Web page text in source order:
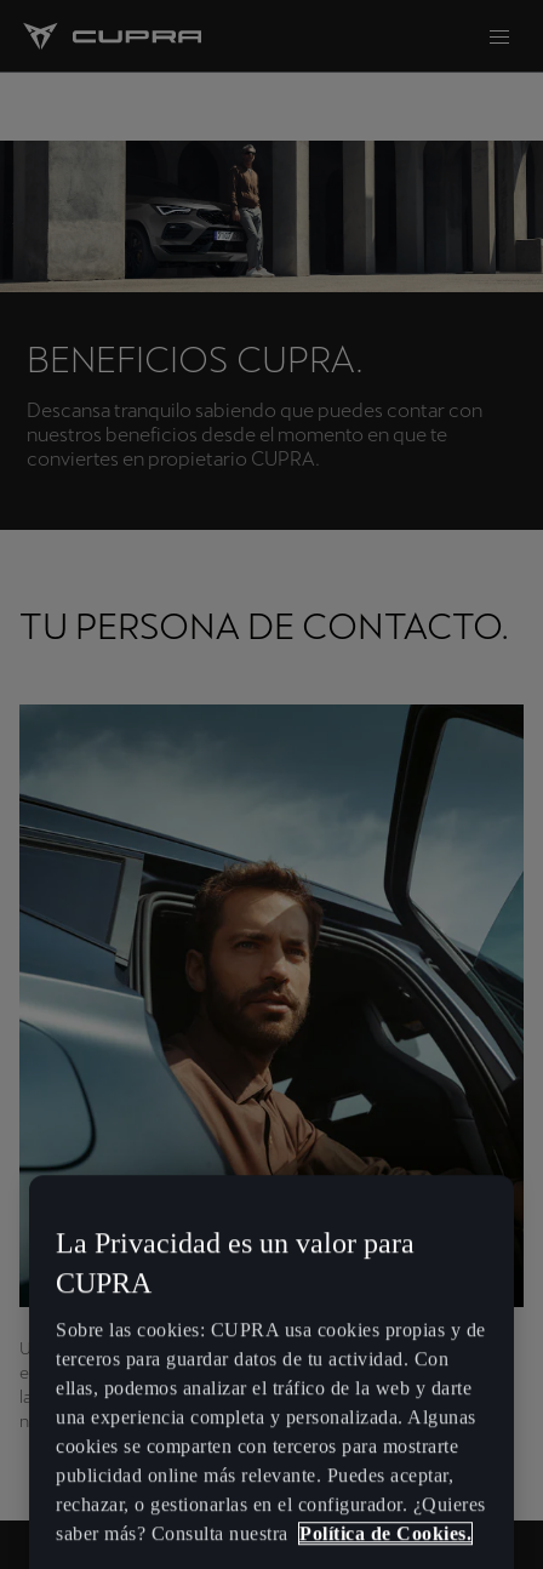
BENEFICIOS CUPRA.
Descansa tranquilo sabiendo que puedes contar con
nuestros beneficios desde el momento en que te
conviertes en propietario CUPRA.
TU PERSONA DE CONTACTO.
Un CUPRA Master es un profesional proactivo cuya función es
estar a tu lado y ofrecerte un asesoramiento personalizado a lo
largo del tiempo como propietario CUPRA, en todo aquello que
necesites.
La Privacidad es un valor para
CUPRA
Sobre las cookies: CUPRA usa cookies propias y de
terceros para guardar datos de tu actividad. Con
ellas, podemos analizar el tráfico de la web y darte
una experiencia completa y personalizada. Algunas
cookies se comparten con terceros para mostrarte
publicidad online más relevante. Puedes aceptar,
rechazar, o gestionarlas en el configurador. ¿Quieres
saber más? Consulta nuestra Política de Cookies.